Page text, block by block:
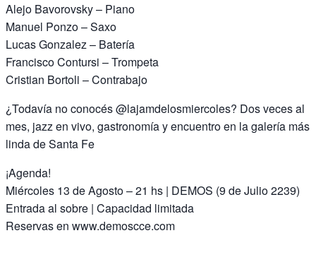
Alejo Bavorovsky – Piano
Manuel Ponzo – Saxo
Lucas Gonzalez – Batería
Francisco Contursi – Trompeta
Cristian Bortoli – Contrabajo
¿Todavía no conocés @lajamdelosmiercoles? Dos veces al
mes, jazz en vivo, gastronomía y encuentro en la galería más
linda de Santa Fe
¡Agenda!
Miércoles 13 de Agosto – 21 hs | DEMOS (9 de Julio 2239)
Entrada al sobre | Capacidad limitada
Reservas en www.demoscce.com